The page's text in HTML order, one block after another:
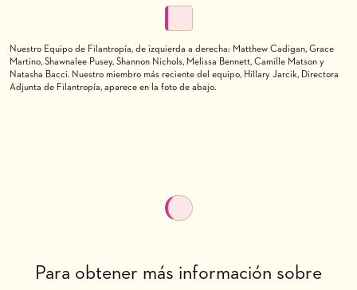
Nuestro Equipo de Filantropía, de izquierda a derecha: Matthew Cadigan, Grace
Martino, Shawnalee Pusey, Shannon Nichols, Melissa Bennett, Camille Matson y
Natasha Bacci. Nuestro miembro más reciente del equipo, Hillary Jarcik, Directora
Adjunta de Filantropía, aparece en la foto de abajo.
Para obtener más información sobre